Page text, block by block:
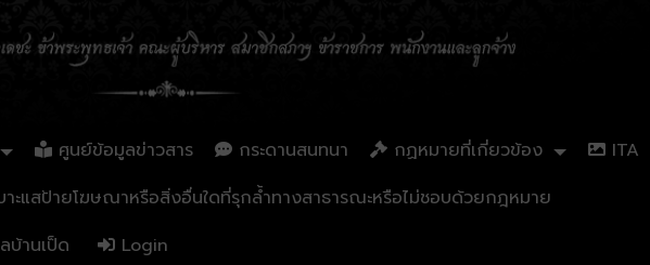
ศูนย์ข้อมูลข่าวสาร กระดานสนทนา กฏหมายที่เกี่ยวข้อง
ITA
าะแสป้ายโฆษณาหรือสิ่งอื่นใดที่รุกล้ำทางสาธารณะหรือไม่ชอบด้วยกฎหมาย
านเป็ด Login